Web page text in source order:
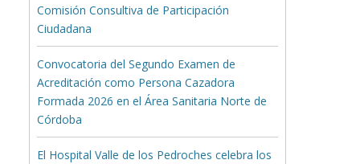
Comisión Consultiva de Participación
Ciudadana
Convocatoria del Segundo Examen de
Acreditación como Persona Cazadora
Formada 2026 en el Área Sanitaria Norte de
Córdoba
El Hospital Valle de los Pedroches celebra los